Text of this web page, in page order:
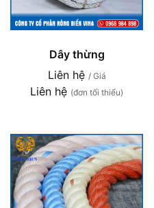
Dây thừng
Liên hệ / Giá
Liên hệ (đơn tối thiểu)